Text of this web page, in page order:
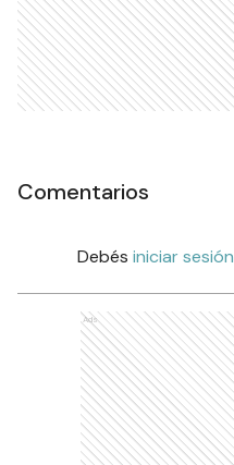
Comentarios
Debés iniciar sesión
Ads